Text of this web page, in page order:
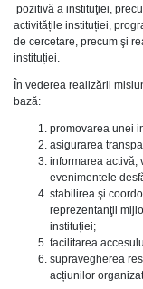
pozitivă a instituţiei,
activitățile instituției,
de cercetare, precum şi
instituției.
În vederea realizării
bază:
promovarea unei
asigurarea
informarea activă,
evenimentele
stabilirea şi
reprezentanţii
instituției;
facilitarea
supravegherea
acțiunilor